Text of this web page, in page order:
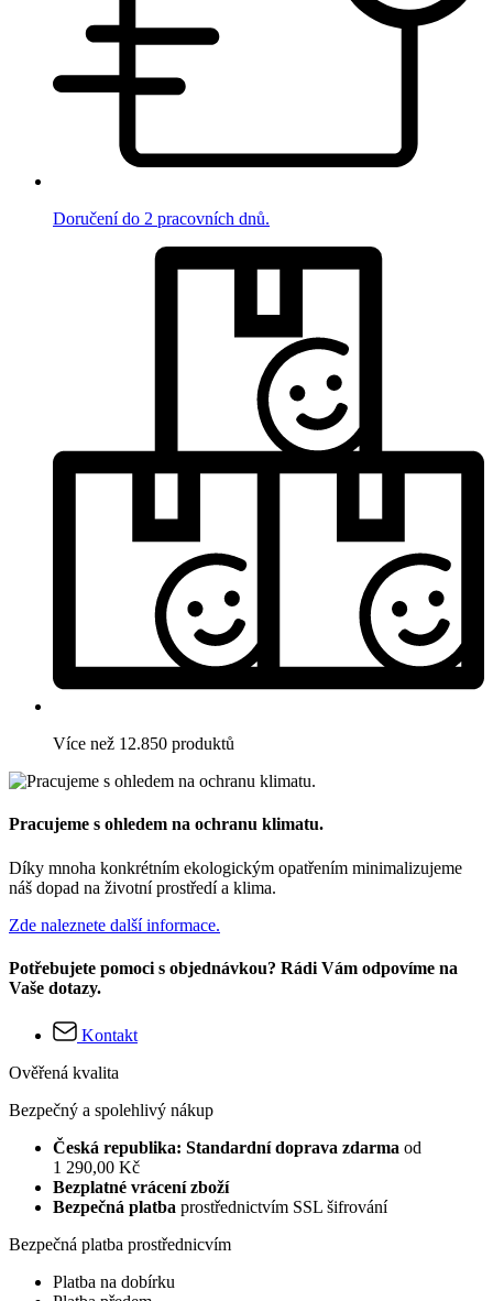
Doručení do 2 pracovních dnů.
Více než 12.850 produktů
Pracujeme s ohledem na ochranu klimatu.
Díky mnoha konkrétním ekologickým opatřením minimalizujeme
náš dopad na životní prostředí a klima.
Zde naleznete další informace.
Potřebujete pomoci s objednávkou? Rádi Vám odpovíme na
Vaše dotazy.
Kontakt
Ověřená kvalita
Bezpečný a spolehlivý nákup
Česká republika: Standardní doprava zdarma od
1 290,00 Kč
Bezplatné vrácení zboží
Bezpečná platba prostřednictvím SSL šifrování
Bezpečná platba prostřednicvím
Platba na dobírku